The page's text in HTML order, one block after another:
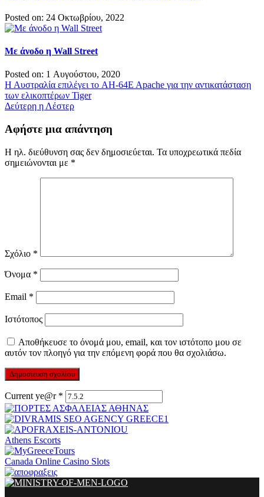
Posted on: 24 Οκτωβρίου, 2022
Με άνοδο η Wall Street
Posted on: 1 Αυγούστου, 2020
Πλοήγηση
άρθρων
Η Αυστραλία επιλέγει το AH-64E Apache για την αντικατάσταση
των ελικοπτέρων Tiger
Δεύτερη η Λέστερ
Αφήστε μια απάντηση
Η ηλ. διεύθυνση σας δεν δημοσιεύεται. Τα υποχρεωτικά πεδία
σημειώνονται με *
Σχόλιο *
Όνομα *
Email *
Ιστότοπος
Αποθήκευσε το όνομά μου, email, και τον ιστότοπο μου σε
αυτόν τον πλοηγό για την επόμενη φορά που θα σχολιάσω.
Current ye@r *
Athens Escorts
Canada Online Casino Slots